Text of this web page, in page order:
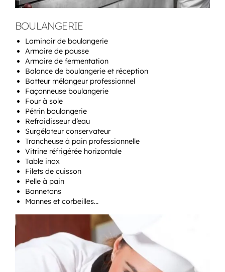
BOULANGERIE
Laminoir de boulangerie
Armoire de pousse
Armoire de fermentation
Balance de boulangerie et réception
Batteur mélangeur professionnel
Façonneuse boulangerie
Four à sole
Pétrin boulangerie
Refroidisseur d’eau
Surgélateur conservateur
Trancheuse à pain professionnelle
Vitrine réfrigérée horizontale
Table inox
Filets de cuisson
Pelle à pain
Bannetons
Mannes et corbeilles…